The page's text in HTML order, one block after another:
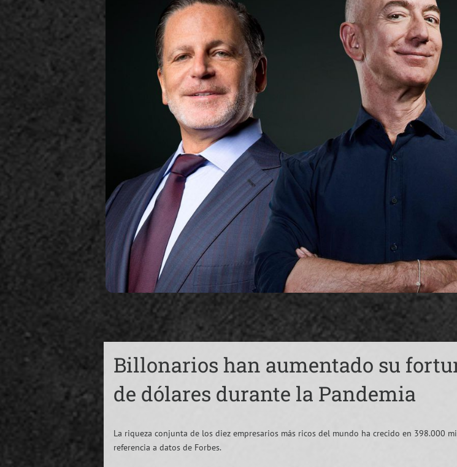
Billonarios han aumentado su
de dólares durante la Pandemia
La riqueza conjunta de los diez empresarios más ricos del mundo ha crecido en 398.000
referencia a datos de Forbes.